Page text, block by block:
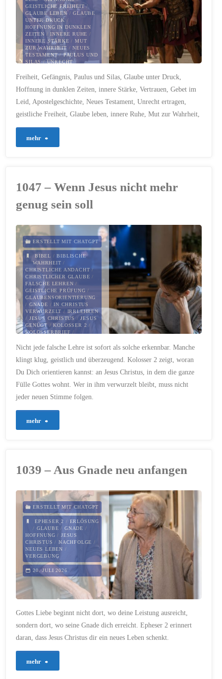
und
seine
Worte,
die
Welt
GEISTLICHE FREIHEIT/
GLAUBE LEBEN/GLAUBE
UNTER DRUCK /
HOFFNUNG IN DUNKLEN
ZEITEN/INNERE RUHE /
INNERE STÄRKE / MUT
ZUR WAHRHEIT /NEUES
TESTAMENT/PAULUS UND
SILAS/UNRECHT
Freiheit, Gefängnis, Paulus und Silas, Glaube unter Druck,
Hoffnung in dunklen Zeiten, innere Stärke, Vertrauen, Gebet im
Leid, Apostelgeschichte, Neues Testament, Unrecht ertragen,
geistliche Freiheit, Glaube leben, innere Ruhe, Mut zur Wahrheit,
mehr
Paulus
und
Silas
im
Gefängnis"
1047 – Wenn Jesus nicht mehr
genug sein soll
ERSTELLT MIT CHATGPT
BIBEL /BIBLISCHE
WAHRHEIT /
CHRISTLICHE ANDACHT /
CHRISTLICHER GLAUBE /
FALSCHE LEHREN /
GEISTLICHE PRÜFUNG /
GLAUBENSORIENTIERUNG
/ GNADE /IN CHRISTUS
VERWURZELT / IRRLEHREN
/ JESUS CHRISTUS /JESUS
GENÜGT /KOLOSSER 2 /
KOLOSSERBRIEF /
Nicht jede falsche Lehre ist sofort als solche erkennbar. Manche
klingt klug, geistlich und überzeugend. Kolosser 2 zeigt, woran
Du Dich orientieren kannst: an Jesus Christus, in dem die ganze
Fülle Gottes wohnt. Wer in ihm verwurzelt bleibt, muss nicht
jeder neuen Stimme folgen.
mehr
nicht
mehr
genug
sein
soll"
1039 – Aus Gnade neu anfangen
ERSTELLT MIT CHATGPT
EPHESER 2 / ERLÖSUNG
/ GLAUBE /GNADE /
HOFFNUNG / JESUS
CHRISTUS / NACHFOLGE /
NEUES LEBEN /
VERGEBUNG
20. JULI 2026
Gottes Liebe beginnt nicht dort, wo deine Leistung ausreicht,
sondern dort, wo seine Gnade dich erreicht. Epheser 2 erinnert
daran, dass Jesus Christus dir ein neues Leben schenkt.
mehr